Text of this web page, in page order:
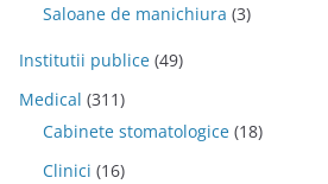
Saloane de manichiura (3)
Institutii publice (49)
Medical (311)
Cabinete stomatologice (18)
Clinici (16)